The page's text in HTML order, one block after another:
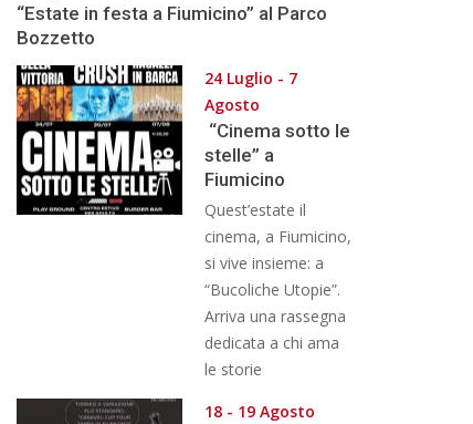
“Estate in festa a Fiumicino” al Parco
Bozzetto
24 Luglio - 7
Agosto
“Cinema sotto le
stelle” a
Fiumicino
Quest’estate il
cinema, a Fiumicino,
si vive insieme: a
“Bucoliche Utopie”.
Arriva una rassegna
dedicata a chi ama
le storie
18 - 19 Agosto